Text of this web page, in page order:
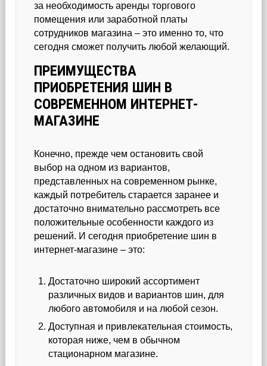
за необходимость аренды торгового
помещения или заработной платы
сотрудников магазина – это именно то, что
сегодня сможет получить любой желающий.
ПРЕИМУЩЕСТВА
ПРИОБРЕТЕНИЯ ШИН В
СОВРЕМЕННОМ ИНТЕРНЕТ-
МАГАЗИНЕ
Конечно, прежде чем остановить свой
выбор на одном из вариантов,
представленных на современном рынке,
каждый потребитель старается заранее и
достаточно внимательно рассмотреть все
положительные особенности каждого из
решений. И сегодня приобретение шин в
интернет-магазине – это:
Достаточно широкий ассортимент
различных видов и вариантов шин, для
любого автомобиля и на любой сезон.
Доступная и привлекательная стоимость,
которая ниже, чем в обычном
стационарном магазине.